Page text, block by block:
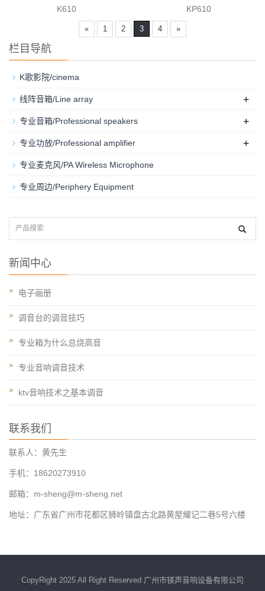
K610 KP610
« 1 2 3 4 »
栏目导航
K歌影院/cinema
线阵音箱/Line array +
专业音箱/Professional speakers +
专业功放/Professional amplifier +
专业麦克风/PA Wireless Microphone
专业周边/Periphery Equipment
新闻中心
电子画册
调音台的调音技巧
专业箱为什么总烧高音
专业音响调音技术
ktv音响技术之基本调音
联系我们
联系人：黄先生
手机：18620273910
邮箱：m-sheng@m-sheng.net
地址：广东省广州市花都区狮岭镇盘古北路黄屋耀记二巷5号六楼
CopyRight 2025 All Right Reserved 广州市镁声音响设备有限公司